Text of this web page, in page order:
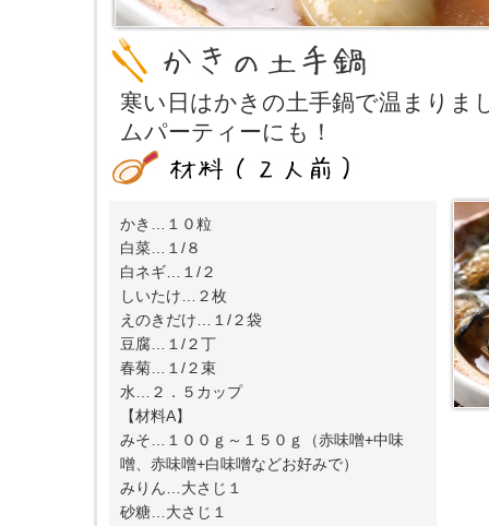
寒い日はかきの土手鍋で温まりま
ムパーティーにも！
かき…１０粒
白菜…１/８
白ネギ…１/２
しいたけ…２枚
えのきだけ…１/２袋
豆腐…１/２丁
春菊…１/２束
水…２．５カップ
【材料A】
みそ…１００ｇ～１５０ｇ（赤味噌+中味
噌、赤味噌+白味噌などお好みで）
みりん…大さじ１
砂糖…大さじ１